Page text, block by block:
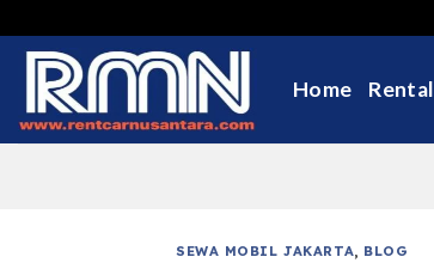
to
content
Home
SEWA MOBIL JAKARTA, BLOG